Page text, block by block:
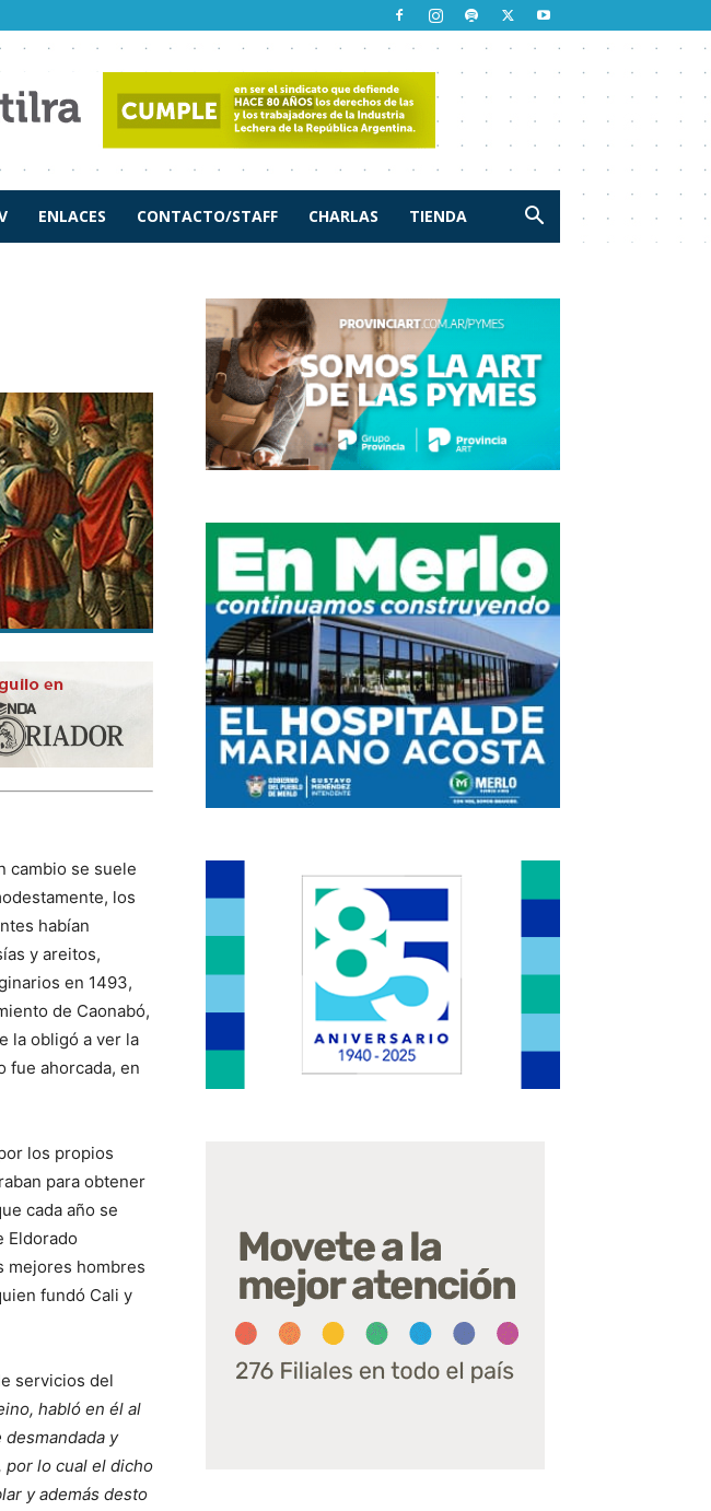
ENLACES CONTACTO/STAFF CHARLAS TIENDA
cambio se suele
los
habían
y areitos,
en 1493,
de Caonabó,
la obligó a ver la
fue ahorcada, en
los propios
para obtener
cada año se
Eldorado
mejores hombres
fundó Cali y
servicios del
habló en él al
y
por lo cual el dicho
y además desto